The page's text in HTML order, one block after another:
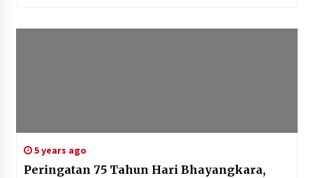
5 years ago
Peringatan 75 Tahun Hari Bhayangkara,